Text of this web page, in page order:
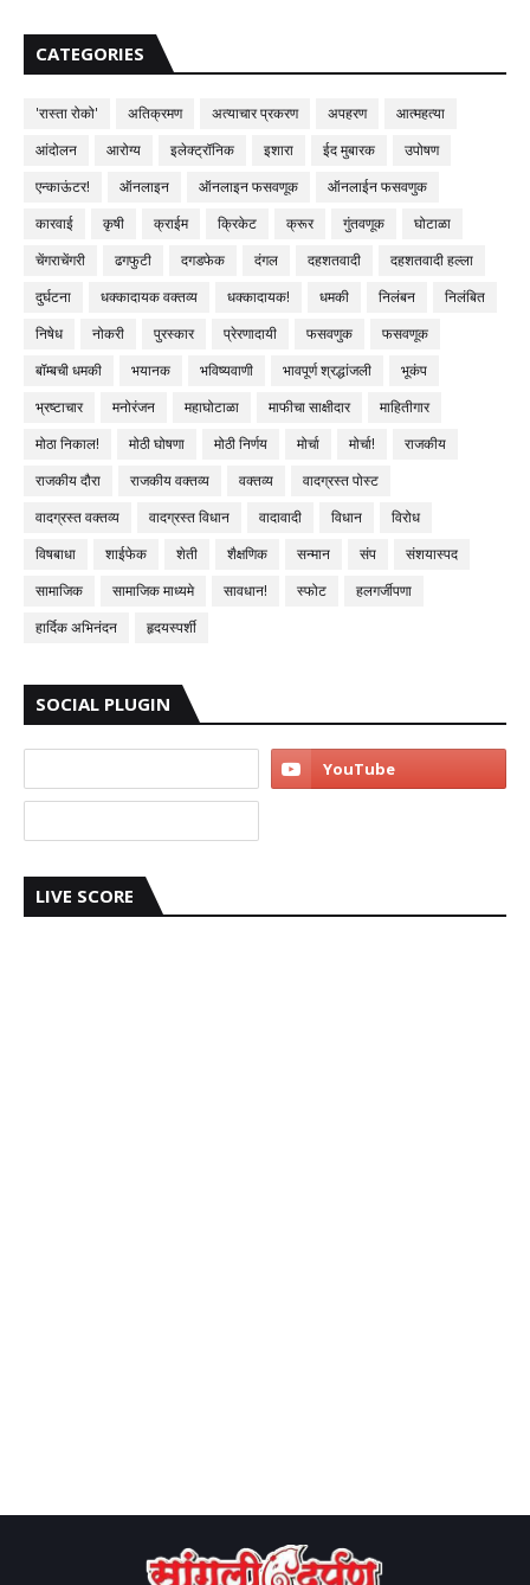
CATEGORIES
'रास्ता रोको' अतिक्रमण अत्याचार प्रकरण अपहरण
आत्महत्या
आंदोलन
आरोग्य इलेक्ट्रॉनिक इशारा ईद मुबारक
उपोषण
एन्काऊंटर!
ऑनलाइन ऑनलाइन फसवणूक
ऑनलाईन फसवणुक
कारवाई
कृषी क्राईम क्रिकेट क्रूर गुंतवणूक
घोटाळा
चेंगराचेंगरी
ढगफुटी दगडफेक दंगल दहशतवादी
दहशतवादी हल्ला
दुर्घटना
धक्कादायक वक्तव्य धक्कादायक! धमकी निलंबन
निलंबित
निषेध
नोकरी पुरस्कार प्रेरणादायी फसवणुक
फसवणूक
बॉम्बची धमकी
भयानक भविष्यवाणी भावपूर्ण श्रद्धांजली
भूकंप
भ्रष्टाचार
मनोरंजन महाघोटाळा माफीचा साक्षीदार
माहितीगार
मोठा निकाल!
मोठी घोषणा मोठी निर्णय मोर्चा मोर्चा!
राजकीय
राजकीय दौरा
राजकीय वक्तव्य वक्तव्य
वादग्रस्त पोस्ट
वादग्रस्त वक्तव्य
वादग्रस्त विधान वादावादी विधान
विरोध
विषबाधा
शाईफेक शेती शैक्षणिक सन्मान संप
संशयास्पद
सामाजिक
सामाजिक माध्यमे सावधान! स्फोट
हलगर्जीपणा
हार्दिक अभिनंदन
हृदयस्पर्शी
SOCIAL PLUGIN
LIVE SCORE